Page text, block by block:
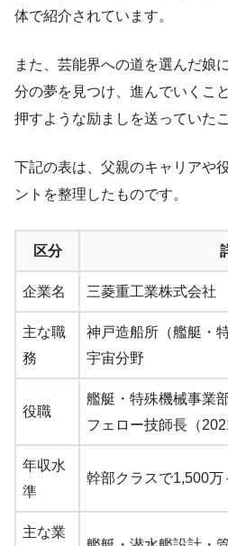
体で紹介されています。
また、芸能界への道を選んだ娘
分の夢を見つけ、進んでいくこ
押すような励ましを送っていた
下記の表は、父親のキャリアや
ントを整理したものです。
区分
企業名 三菱重工業株式会社
主な職
務
神戸造船所（艦艇・
宇宙分野
役職
艦艇・特殊機械事業
フェロー技師長（
年収水
準
幹部クラスで1,500万
主な業